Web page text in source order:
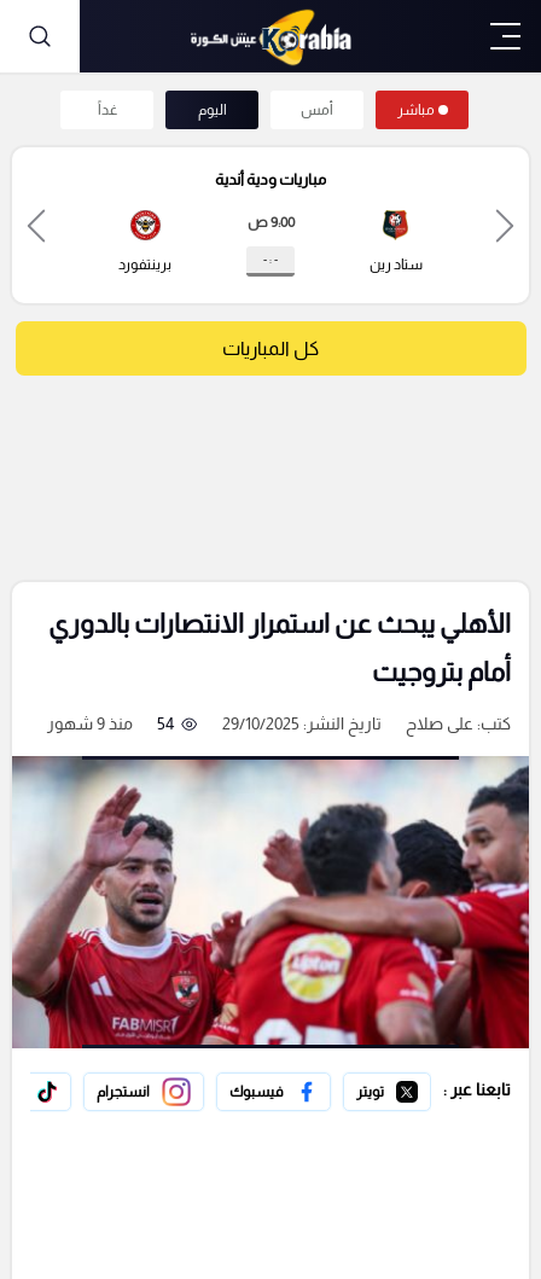
مباشر أمس اليوم غداً
مباريات ودية أندية
ستاد رين
9:00 ص
- : - برينتفورد
كل المباريات
الأهلي يبحث عن استمرار الانتصارات بالدوري
أمام بتروجيت
كتب: على صلاح تاريخ النشر: 29/10/2025 54 منذ 9 شهور
تابعنا عبر : تويتر فيسبوك انستجرام